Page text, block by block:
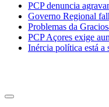
PCP denuncia
Governo Regional
Problemas da
PCP Açores exige
Inércia política está a